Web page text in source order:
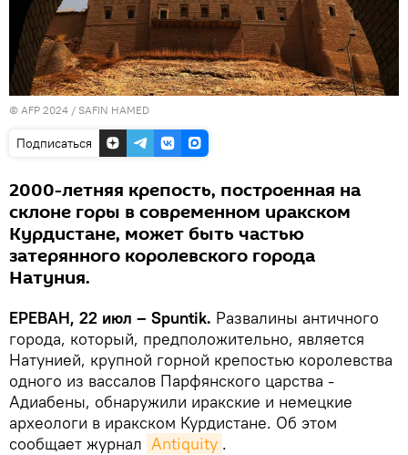
© AFP 2024 / SAFIN HAMED
Подписаться
2000-летняя крепость, построенная на
склоне горы в современном иракском
Курдистане, может быть частью
затерянного королевского города
Натуния.
ЕРЕВАН, 22 июл – Spuntik. Развалины античного
города, который, предположительно, является
Натунией, крупной горной крепостью королевства
одного из вассалов Парфянского царства -
Адиабены, обнаружили иракские и немецкие
археологи в иракском Курдистане. Об этом
сообщает журнал Antiquity .